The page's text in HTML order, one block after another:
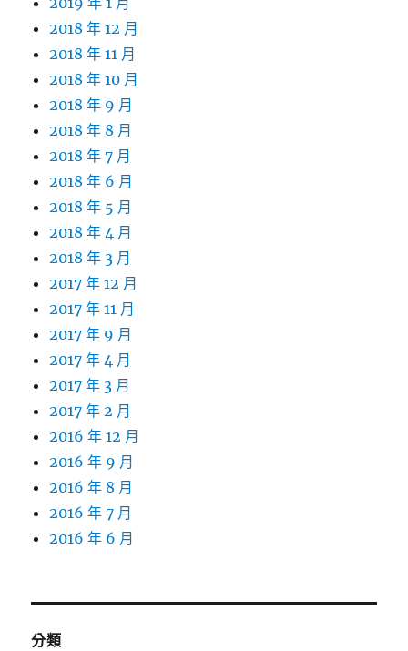
2018 年 12 月
2018 年 11 月
2018 年 10 月
2018 年 9 月
2018 年 8 月
2018 年 7 月
2018 年 6 月
2018 年 5 月
2018 年 4 月
2018 年 3 月
2017 年 12 月
2017 年 11 月
2017 年 9 月
2017 年 4 月
2017 年 3 月
2017 年 2 月
2016 年 12 月
2016 年 9 月
2016 年 8 月
2016 年 7 月
2016 年 6 月
分類